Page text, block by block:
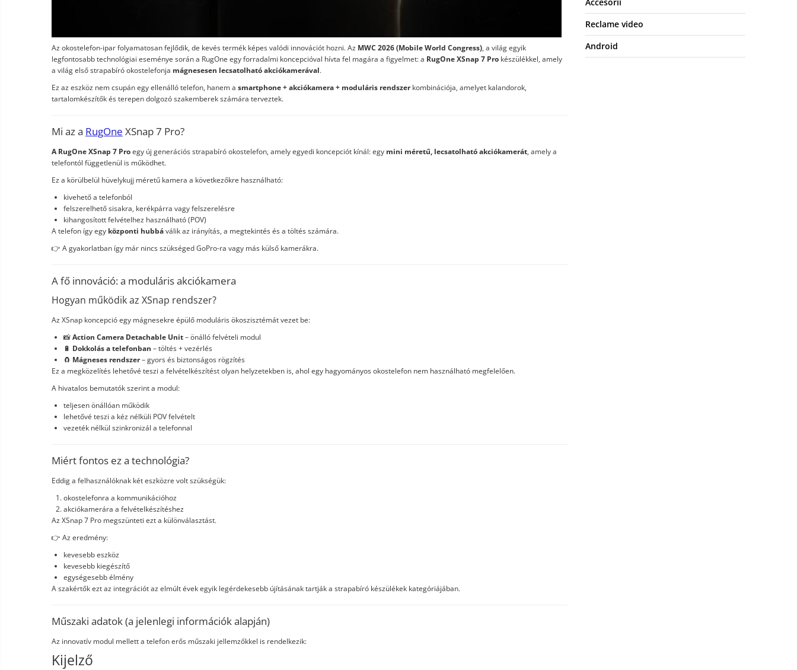
Gadgets tartozék
Kamerás drónok
Külső akkumulátor
Az autó tartozékai
Hordozható hangszórók
Vonalkód olvasók
Hordozható elektromos
Napelemek
Elektromos járműtöltő
állomások
Android médialejátszó
Miracast
Tartozék
termékek
hőmérők
Robotporszívók,
és
tartozékok
Pótalkatrészek és kiegészítők
Telefon tartozékok
Telefon alkatrészek
Az okostelefon-ipar folyamatosan fejlődik, de kevés termék képes valódi innovációt hozni. Az MWC 2026 (Mobile World Congress), a világ egyik
legfontosabb technológiai eseménye során a RugOne egy forradalmi koncepcióval hívta fel magára a figyelmet: a RugOne XSnap 7 Pro készülékkel, amely
a világ első strapabíró okostelefonja mágnesesen lecsatolható akciókamerával.
Ez az eszköz nem csupán egy ellenálló telefon, hanem a smartphone + akciókamera + moduláris rendszerkombinációja, amelyet kalandorok,
tartalomkészítők és terepen dolgozó szakemberek számára terveztek.
Mi az a RugOne XSnap 7 Pro?
A RugOne XSnap 7 Proegy új generációs strapabíró okostelefon, amely egyedi koncepciót kínál: egy mini méretű, lecsatolható akciókamerát, amely a
telefontól függetlenül is működhet.
Ez a körülbelül hüvelykujj méretű kamera a következőkre használható:
kivehető a telefonból
felszerelhető sisakra, kerékpárra vagy felszerelésre
kihangosított felvételhez használható (POV)
A telefon így egy központi hubbáválik az irányítás, a megtekintés és a töltés számára.
👉 A gyakorlatban így már nincs szükséged GoPro-ra vagy más külső kamerákra.
A fő innováció: a moduláris akciókamera
Hogyan működik az XSnap rendszer?
Az XSnap koncepció egy mágnesekre épülő moduláris ökoszisztémát vezet be:
📸Action Camera Detachable Unit– önálló felvételi modul
🔋 Dokkolás a telefonban – töltés + vezérlés
🧲 Mágneses rendszer– gyors és biztonságos rögzítés
Ez a megközelítés lehetővé teszi a felvételkészítést olyan helyzetekben is, ahol egy hagyományos okostelefon nem használható megfelelően.
A hivatalos bemutatók szerint a modul:
teljesen önállóan működik
lehetővé teszi a kéz nélküli POV felvételt
vezeték nélkül szinkronizál a telefonnal
Miért fontos ez a technológia?
Eddig a felhasználóknak két eszközre volt szükségük:
okostelefonra a kommunikációhoz
akciókamerára a felvételkészítéshez
Az XSnap 7 Pro megszünteti ezt a különválasztást.
👉 Az eredmény:
kevesebb eszköz
kevesebb kiegészítő
egységesebb élmény
A szakértők ezt az integrációt az elmúlt évek egyik legérdekesebb újításának tartják a strapabíró készülékek kategóriájában.
Műszaki adatok (a jelenlegi információk alapján)
Az innovatív modul mellett a telefon erős műszaki jellemzőkkel is rendelkezik:
Kijelző
Reclame video
Android